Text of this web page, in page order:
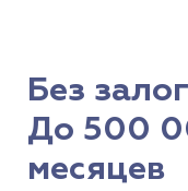
Без
До 500
месяцев